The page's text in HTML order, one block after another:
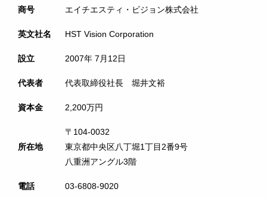
商号 エイチエスティ・ビジョン株式会社
英文社名 HST Vision Corporation
設立 2007年 7月12日
代表者 代表取締役社長 堀井文裕
資本金 2,200万円
所在地
〒104-0032
東京都中央区八丁堀1丁目2番9号
八重洲アングル3階
電話 03-6808-9020